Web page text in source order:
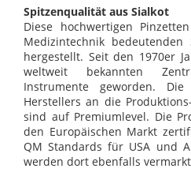
Spitzenqualität aus Sialkot
Diese hochwertigen
Medizintechnik
hergestellt. Seit den 1970er
weltweit bekannten
Instrumente geworden. Die
Herstellers an die
sind auf Premiumlevel. Die
den Europäischen Markt
QM Standards für USA und
werden dort ebenfalls